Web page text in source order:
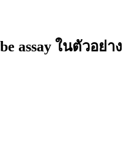
assay ในตัวอย่าง